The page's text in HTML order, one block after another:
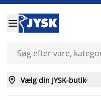

 Vælg din JYSK-butik